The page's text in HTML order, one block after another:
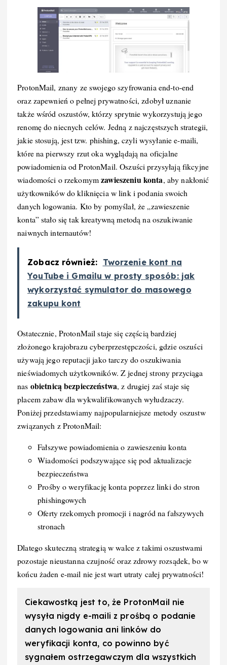
ProtonMail, znany ze swojego szyfrowania end-to-end
oraz zapewnień o pełnej prywatności, zdobył uznanie
także wśród oszustów, którzy sprytnie wykorzystują jego
renomę do niecnych celów. Jedną z najczęstszych strategii,
jakie stosują, jest tzw. phishing, czyli wysyłanie e-maili,
które na pierwszy rzut oka wyglądają na oficjalne
powiadomienia od ProtonMail. Oszuści przysyłają fikcyjne
wiadomości o rzekomymzawieszeniu konta, aby nakłonić
użytkowników do kliknięcia w link i podania swoich
danych logowania. Kto by pomyślał, że „zawieszenie
konta” stało się tak kreatywną metodą na oszukiwanie
naiwnych internautów!
Zobacz również: Tworzenie kont na
YouTube i Gmailu w prosty sposób: jak
wykorzystać symulator do masowego
zakupu kont
Ostatecznie, ProtonMail staje się częścią bardziej
złożonego krajobrazu cyberprzestępczości, gdzie oszuści
używają jego reputacji jako tarczy do oszukiwania
nieświadomych użytkowników. Z jednej strony przyciąga
nas obietnicą bezpieczeństwa, z drugiej zaś staje się
placem zabaw dla wykwalifikowanych wyłudzaczy.
Poniżej przedstawiamy najpopularniejsze metody oszustw
związanych z ProtonMail:
Fałszywe powiadomienia o zawieszeniu konta
Wiadomości podszywające się pod aktualizacje
bezpieczeństwa
Prośby o weryfikację konta poprzez linki do stron
phishingowych
Oferty rzekomych promocji i nagród na fałszywych
stronach
Dlatego skuteczną strategią w walce z takimi oszustwami
pozostaje nieustanna czujność oraz zdrowy rozsądek, bo w
końcu żaden e-mail nie jest wart utraty całej prywatności!
Ciekawostką jest to, że ProtonMail nie
wysyła nigdy e-maili z prośbą o podanie
danych logowania ani linków do
weryfikacji konta, co powinno być
sygnałem ostrzegawczym dla wszystkich